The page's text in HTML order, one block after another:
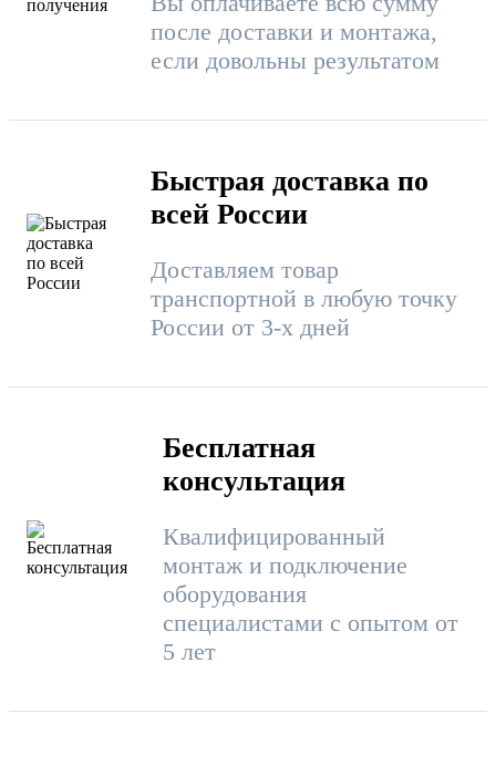
после доставки и монтажа,
если довольны результатом
Быстрая доставка по
всей России
Доставляем товар
транспортной в любую точку
России от 3-х дней
Бесплатная
консультация
Квалифицированный
монтаж и подключение
оборудования
специалистами с опытом от
5 лет